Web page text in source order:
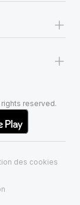
+
+
reserved.
des cookies